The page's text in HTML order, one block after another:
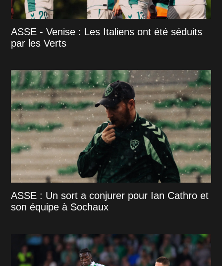
ASSE - Venise : Les Italiens ont été séduits
par les Verts
ASSE : Un sort a conjurer pour Ian Cathro et
son équipe à Sochaux